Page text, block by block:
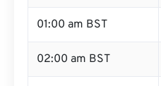
01:00 am BST
02:00 am BST